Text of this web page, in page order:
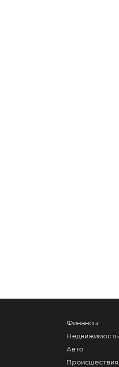
Финансы
Недвижимость
Авто
Происшествия